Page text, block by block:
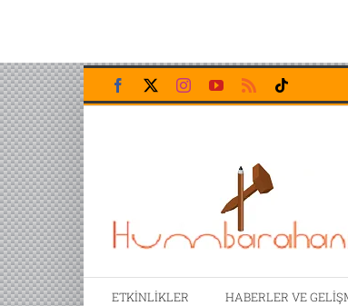
Skip
to
content
Facebook InstagramYouTubeRss
ETKİNLİKLER HABERLER VE